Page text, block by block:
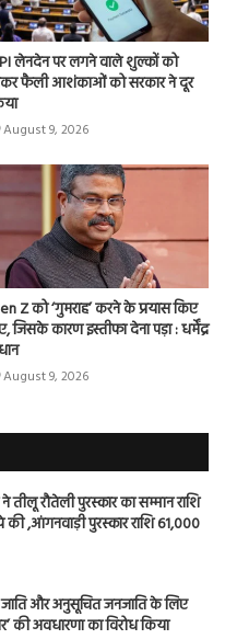
लेनदेन पर लगने वाले शुल्कों को
फैली आशंकाओं को सरकार ने दूर
August 9, 2026
Z को ‘गुमराह’ करने के प्रयास किए
जिसके कारण इस्तीफा देना पड़ा : धर्मेंद्र
August 9, 2026
तीलू रौतेली पुरस्कार का सम्मान राशि
,आंगनवाड़ी पुरस्कार राशि 61,000
और अनुसूचित जनजाति के लिए
की अवधारणा का विरोध किया